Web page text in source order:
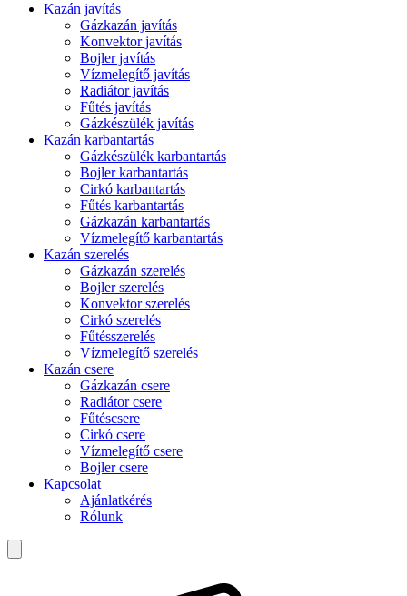
Kazán javítás
Gázkazán javítás
Konvektor javítás
Bojler javítás
Vízmelegítő javítás
Radiátor javítás
Fűtés javítás
Gázkészülék javítás
Kazán karbantartás
Gázkészülék karbantartás
Bojler karbantartás
Cirkó karbantartás
Fűtés karbantartás
Gázkazán karbantartás
Vízmelegítő karbantartás
Kazán szerelés
Gázkazán szerelés
Bojler szerelés
Konvektor szerelés
Cirkó szerelés
Fűtésszerelés
Vízmelegítő szerelés
Kazán csere
Gázkazán csere
Radiátor csere
Fűtéscsere
Cirkó csere
Vízmelegítő csere
Bojler csere
Kapcsolat
Ajánlatkérés
Rólunk